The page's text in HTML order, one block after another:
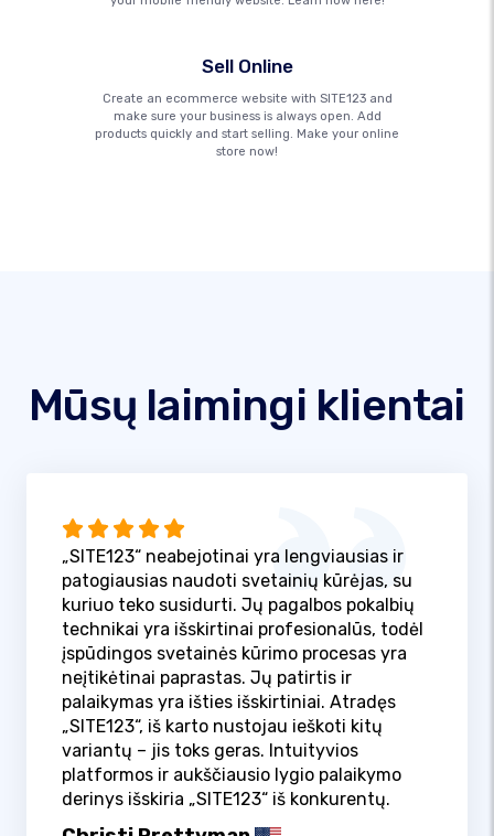
Sell Online
Create an ecommerce website with SITE123 and
make sure your business is always open. Add
products quickly and start selling. Make your online
store now!
Mūsų laimingi klientai
„SITE123“ neabejotinai yra lengviausias ir
patogiausias naudoti svetainių kūrėjas, su
kuriuo teko susidurti. Jų pagalbos pokalbių
technikai yra išskirtinai profesionalūs, todėl
įspūdingos svetainės kūrimo procesas yra
neįtikėtinai paprastas. Jų patirtis ir
palaikymas yra išties išskirtiniai. Atradęs
„SITE123“, iš karto nustojau ieškoti kitų
variantų – jis toks geras. Intuityvios
platformos ir aukščiausio lygio palaikymo
derinys išskiria „SITE123“ iš konkurentų.